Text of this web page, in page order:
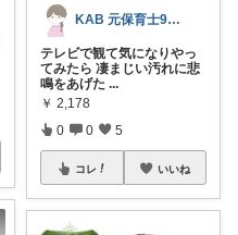
KAB 元保育士9歳4歳男の子ママ
テレビで観て気になりやっ
てみたら 凄まじい汚れに悲
鳴をあげた...
￥ 2,178
0 0 5
コレ いいね